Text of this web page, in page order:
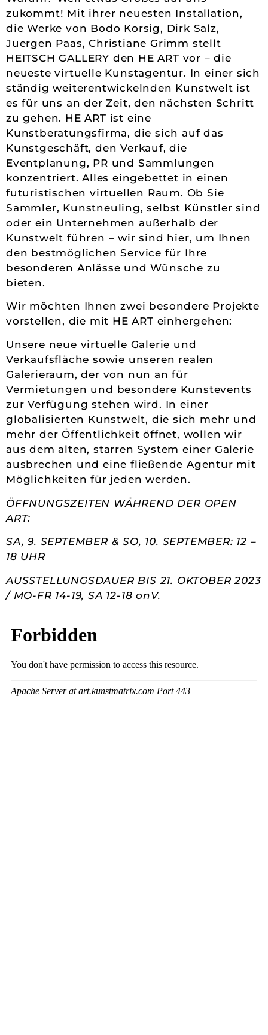
zukommt! Mit ihrer neuesten Installation,
die Werke von Bodo Korsig, Dirk Salz,
Juergen Paas, Christiane Grimm stellt
HEITSCH GALLERY den HE ART vor – die
neueste virtuelle Kunstagentur. In einer sich
ständig weiterentwickelnden Kunstwelt ist
es für uns an der Zeit, den nächsten Schritt
zu gehen. HE ART ist eine
Kunstberatungsfirma, die sich auf das
Kunstgeschäft, den Verkauf, die
Eventplanung, PR und Sammlungen
konzentriert. Alles eingebettet in einen
futuristischen virtuellen Raum. Ob Sie
Sammler, Kunstneuling, selbst Künstler sind
oder ein Unternehmen außerhalb der
Kunstwelt führen – wir sind hier, um Ihnen
den bestmöglichen Service für Ihre
besonderen Anlässe und Wünsche zu
bieten.
Wir möchten Ihnen zwei besondere Projekte
vorstellen, die mit HE ART einhergehen:
Unsere neue virtuelle Galerie und
Verkaufsfläche sowie unseren realen
Galerieraum, der von nun an für
Vermietungen und besondere Kunstevents
zur Verfügung stehen wird. In einer
globalisierten Kunstwelt, die sich mehr und
mehr der Öffentlichkeit öffnet, wollen wir
aus dem alten, starren System einer Galerie
ausbrechen und eine fließende Agentur mit
Möglichkeiten für jeden werden.
ÖFFNUNGSZEITEN WÄHREND DER OPEN
ART:
SA, 9. SEPTEMBER & SO, 10. SEPTEMBER: 12 –
18 UHR
AUSSTELLUNGSDAUER BIS 21. OKTOBER 2023
/ MO-FR 14-19, SA 12-18 onV.